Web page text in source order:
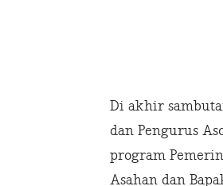
Di akhir
dan Pengurus
program
Asahan dan